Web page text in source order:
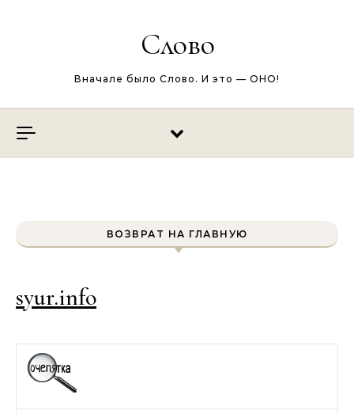
Слово
Вначале было Слово. И это — ОНО!
ВОЗВРАТ НА ГЛАВНУЮ
syur.info